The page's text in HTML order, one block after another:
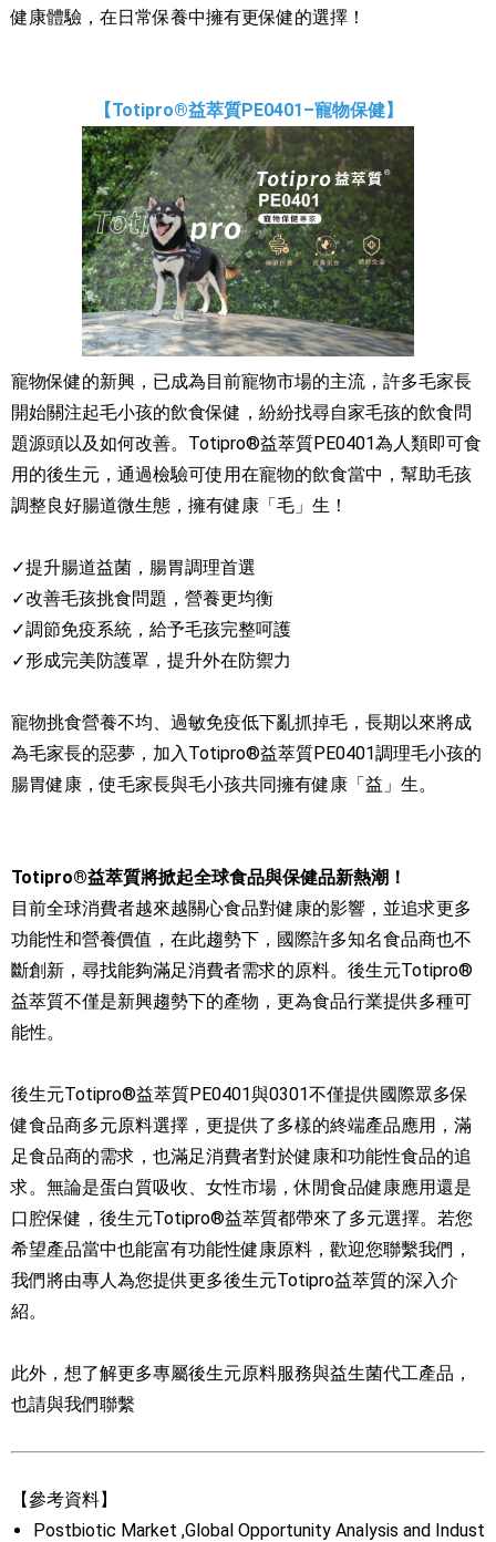
健康體驗，在日常保養中擁有更保健的選擇！
【Totipro®益萃質PE0401–寵物保健】
寵物保健的新興，已成為目前寵物市場的主流，許多毛家長
開始關注起毛小孩的飲食保健，紛紛找尋自家毛孩的飲食問
題源頭以及如何改善。Totipro®益萃質PE0401為人類即可食
用的後生元，通過檢驗可使用在寵物的飲食當中，幫助毛孩
調整良好腸道微生態，擁有健康「毛」生！
✓提升腸道益菌，腸胃調理首選
✓改善毛孩挑食問題，營養更均衡
✓調節免疫系統，給予毛孩完整呵護
✓形成完美防護罩，提升外在防禦力
寵物挑食營養不均、過敏免疫低下亂抓掉毛，長期以來將成
為毛家長的惡夢，加入Totipro®益萃質PE0401調理毛小孩的
腸胃健康，使毛家長與毛小孩共同擁有健康「益」生。
Totipro®益萃質將掀起全球食品與保健品新熱潮！
目前全球消費者越來越關心食品對健康的影響，並追求更多
功能性和營養價值，在此趨勢下，國際許多知名食品商也不
斷創新，尋找能夠滿足消費者需求的原料。後生元Totipro®
益萃質不僅是新興趨勢下的產物，更為食品行業提供多種可
能性。
後生元Totipro®益萃質PE0401與0301不僅提供國際眾多保
健食品商多元原料選擇，更提供了多樣的終端產品應用，滿
足食品商的需求，也滿足消費者對於健康和功能性食品的追
求。無論是蛋白質吸收、女性市場，休閒食品健康應用還是
口腔保健，後生元Totipro®益萃質都帶來了多元選擇。若您
希望產品當中也能富有功能性健康原料，歡迎您聯繫我們，
我們將由專人為您提供更多後生元Totipro益萃質的深入介
紹。
此外，想了解更多專屬後生元原料服務與益生菌代工產品，
也請與我們聯繫
【參考資料】
Postbiotic Market ,Global Opportunity Analysis and Indust